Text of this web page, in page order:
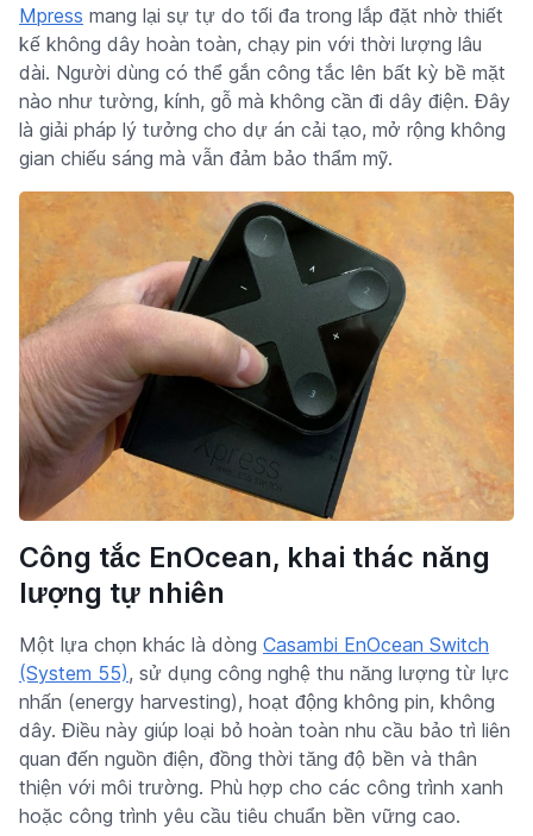
Mpress mang lại sự tự do tối đa trong lắp đặt nhờ thiết
kế không dây hoàn toàn, chạy pin với thời lượng lâu
dài. Người dùng có thể gắn công tắc lên bất kỳ bề mặt
nào như tường, kính, gỗ mà không cần đi dây điện. Đây
là giải pháp lý tưởng cho dự án cải tạo, mở rộng không
gian chiếu sáng mà vẫn đảm bảo thẩm mỹ.
Công tắc EnOcean, khai thác năng
lượng tự nhiên
Một lựa chọn khác là dòng Casambi EnOcean Switch
(System 55), sử dụng công nghệ thu năng lượng từ lực
nhấn (energy harvesting), hoạt động không pin, không
dây. Điều này giúp loại bỏ hoàn toàn nhu cầu bảo trì liên
quan đến nguồn điện, đồng thời tăng độ bền và thân
thiện với môi trường. Phù hợp cho các công trình xanh
hoặc công trình yêu cầu tiêu chuẩn bền vững cao.